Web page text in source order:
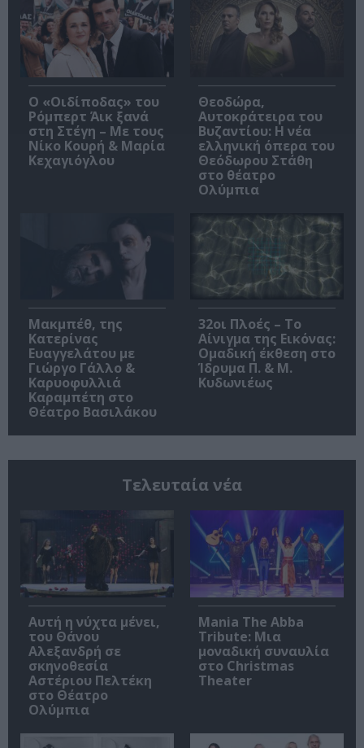
O «Οιδίποδας» του
Ρόμπερτ Άικ ξανά
στη Στέγη – Με τους
Νίκο Κουρή & Μαρία
Κεχαγιόγλου
Θεοδώρα,
Αυτοκράτειρα του
Βυζαντίου: Η νέα
ελληνική όπερα του
Θεόδωρου Στάθη
στο θέατρο
Ολύμπια
Μακμπέθ, της
Κατερίνας
Ευαγγελάτου με
Γιώργο Γάλλο &
Καρυοφυλλιά
Καραμπέτη στο
Θέατρο Βασιλάκου
32οι Πλοές – Το
Αίνιγμα της Εικόνας:
Ομαδική έκθεση στο
Ίδρυμα Π. & Μ.
Κυδωνιέως
Τελευταία νέα
Αυτή η νύχτα μένει,
του Θάνου
Αλεξανδρή σε
σκηνοθεσία
Αστέριου Πελτέκη
στο Θέατρο
Ολύμπια
Mania The Abba
Tribute: Μια
μοναδική συναυλία
στο Christmas
Theater